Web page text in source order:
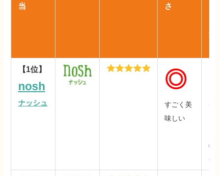
当
さ
込
【1位】
nosh
ナッシュ
◎
すごく美
味しい
特
安